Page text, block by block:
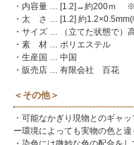
・内容量 … [1.2]→約200ｍ ※
・太 さ … [1.2] 約1.2×0.5mm(
・サイズ … （立てた状態で）
・素 材 … ポリエステル
・生産国 … 中国
・販売店 … 有限会社 百花
＜その他＞
・可能なかぎり現物とのギャ
ー環境によっても実物の色と違